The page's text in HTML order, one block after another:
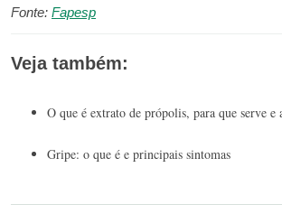
Fonte: Fapesp
Veja também:
O que é extrato de própolis, para que serve e
Gripe: o que é e principais sintomas